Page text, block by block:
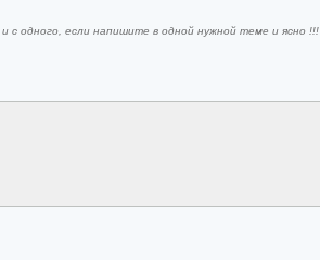
с одного, если напишите в одной нужной теме и ясно !!!